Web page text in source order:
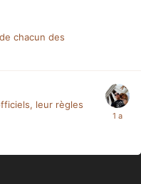
chacun des
leur règles